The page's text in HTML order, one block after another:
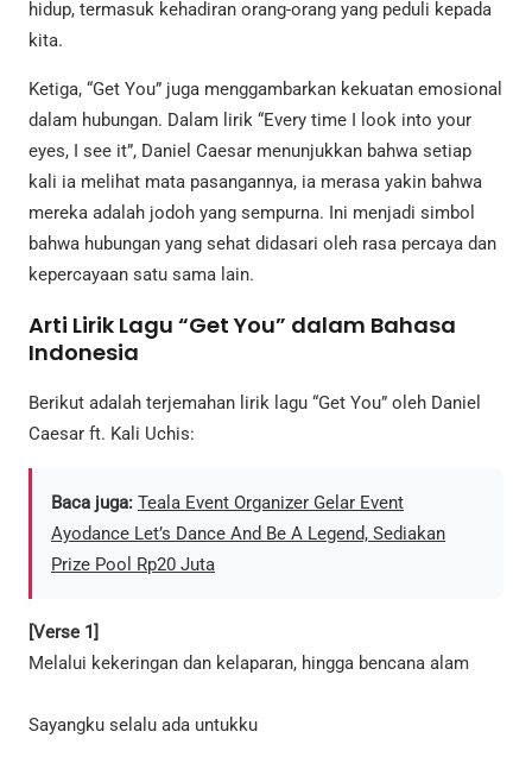
hidup, termasuk kehadiran orang-orang yang peduli kepada
kita.
Ketiga, “Get You” juga menggambarkan kekuatan emosional
dalam hubungan. Dalam lirik “Every time I look into your
eyes, I see it”, Daniel Caesar menunjukkan bahwa setiap
kali ia melihat mata pasangannya, ia merasa yakin bahwa
mereka adalah jodoh yang sempurna. Ini menjadi simbol
bahwa hubungan yang sehat didasari oleh rasa percaya dan
kepercayaan satu sama lain.
Arti Lirik Lagu “Get You” dalam Bahasa
Indonesia
Berikut adalah terjemahan lirik lagu “Get You” oleh Daniel
Caesar ft. Kali Uchis:
Baca juga: Teala Event Organizer Gelar Event
Ayodance Let’s Dance And Be A Legend, Sediakan
Prize Pool Rp20 Juta
[Verse 1]
Melalui kekeringan dan kelaparan, hingga bencana alam
Sayangku selalu ada untukku